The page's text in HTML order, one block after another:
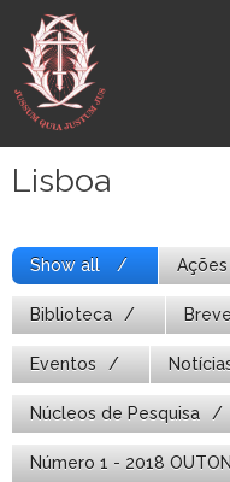
para
conteúdo
Lisboa
Show all
Biblioteca
Eventos
Núcleos de Pesquisa
Número 1 - 2018